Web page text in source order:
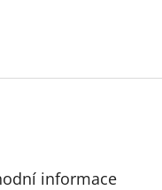
informace